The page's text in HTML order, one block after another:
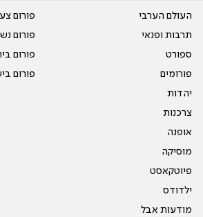
העולם הערבי
תרבות ופנאי
ספורט
פורומים
יהדות
צרכנות
אופנה
מוסיקה
פיוטקאסט
ילדודס
מודעות אבל
פורום
פורום
פורום
פורום